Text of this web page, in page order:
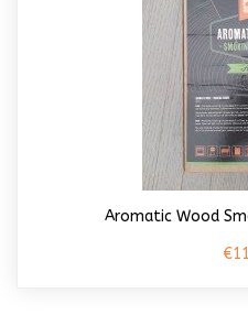
Aromatic Wood